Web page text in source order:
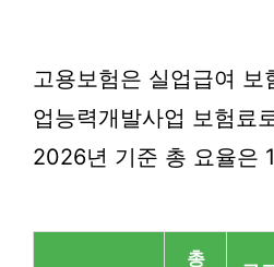
고용보험은 실업급여 보
업능력개발사업 보험료
2026년 기준 총 요율은
총